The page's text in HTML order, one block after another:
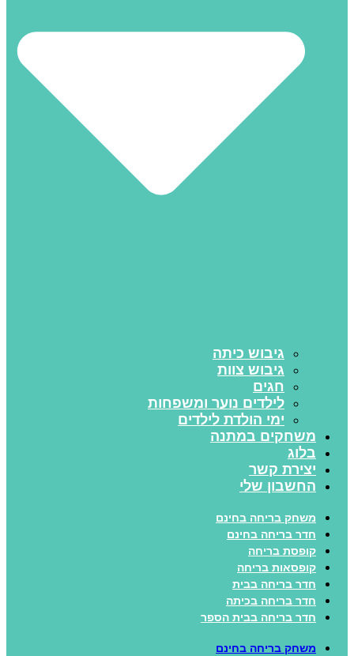
גיבוש כיתה
גיבוש צוות
חגים
לילדים נוער ומשפחות
ימי הולדת לילדים
משחקים במתנה
בלוג
יצירת קשר
החשבון שלי
משחק בריחה בחינם
חדר בריחה בחינם
קופסת בריחה
קופסאות בריחה
חדר בריחה בבית
חדר בריחה בכיתה
חדר בריחה בבית הספר
משחק בריחה בחינם